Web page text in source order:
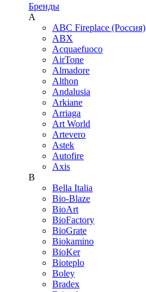
Бренды
A
ABC Fireplace (Россия)
ABX
Acquaefuoco
AirTone
Almadore
Althon
Andalusia
Arkiane
Arriaga
Art World
Artevero
Astek
Autofire
Axis
B
Bella Italia
Bio-Blaze
BioArt
BioFactory
BioGrate
Biokamino
BioKer
Bioteplo
Boley
Bradex